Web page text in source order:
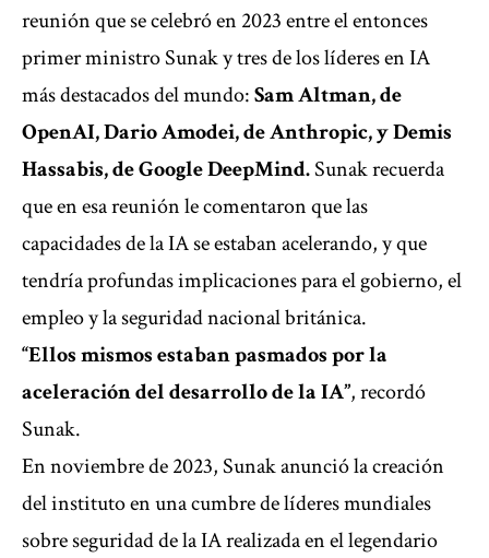
reunión que se celebró en 2023 entre el entonces
primer ministro Sunak y tres de los líderes en IA
más destacados del mundo:Sam Altman, de
OpenAI, Dario Amodei, de Anthropic, y Demis
Hassabis, de Google DeepMind.Sunak recuerda
que en esa reunión le comentaron que las
capacidades de la IA se estaban acelerando, y que
tendría profundas implicaciones para el gobierno, el
empleo y la seguridad nacional británica.
“Ellos mismos estaban pasmados por la
aceleración del desarrollo de la IA”, recordó
Sunak.
En noviembre de 2023, Sunak anunció la creación
del instituto en una cumbre de líderes mundiales
sobre seguridad de la IA realizada en el legendario